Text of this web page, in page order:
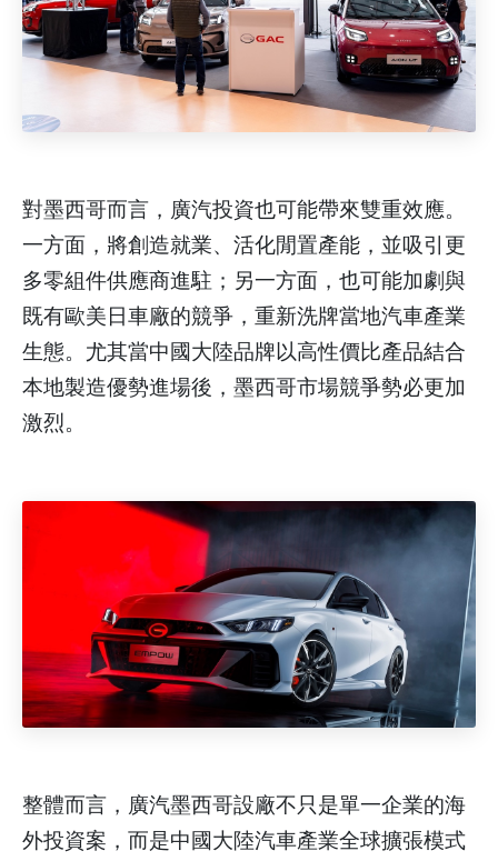
對墨西哥而言，廣汽投資也可能帶來雙重效應。
一方面，將創造就業、活化閒置產能，並吸引更
多零組件供應商進駐；另一方面，也可能加劇與
既有歐美日車廠的競爭，重新洗牌當地汽車產業
生態。尤其當中國大陸品牌以高性價比產品結合
本地製造優勢進場後，墨西哥市場競爭勢必更加
激烈。
整體而言，廣汽墨西哥設廠不只是單一企業的海
外投資案，而是中國大陸汽車產業全球擴張模式